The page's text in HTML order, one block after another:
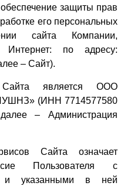
защиты прав
его персональных
сайта Компании,
по адресу:
– Сайт).
Сайта является ООО
(ИНН 7714577580
– Администрация
Сайта означает
Пользователя с
и указанными в ней